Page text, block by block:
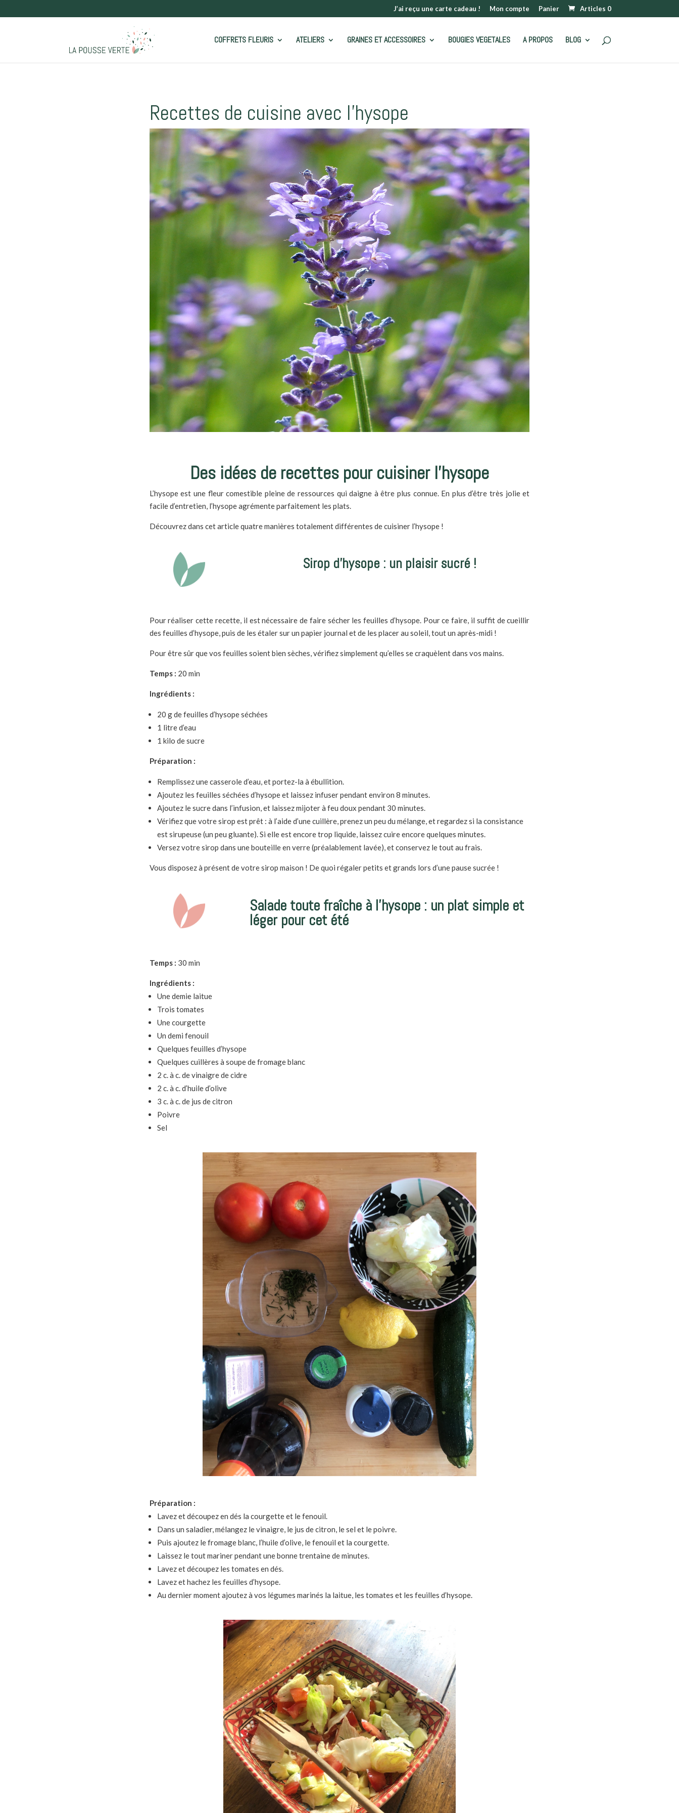
J’ai reçu une carte cadeau ! Mon compte Panier Articles 0
COFFRETS FLEURIS ATELIERS GRAINES ET ACCESSOIRES BOUGIES VEGETALES A PROPOS BLOG
Recettes de cuisine avec l’hysope
Des idées de recettes pour cuisiner l’hysope
L’hysope est une fleur comestible pleine de ressources qui daigne à être plus connue. En plus d’être très jolie et
facile d’entretien, l’hysope agrémente parfaitement les plats.
Découvrez dans cet article quatre manières totalement différentes de cuisiner l’hysope !
Sirop d’hysope : un plaisir sucré !
Pour réaliser cette recette, il est nécessaire de faire sécher les feuilles d’hysope. Pour ce faire, il suffit de cueillir
des feuilles d’hysope, puis de les étaler sur un papier journal et de les placer au soleil, tout un après-midi !
Pour être sûr que vos feuilles soient bien sèches, vérifiez simplement qu’elles secraquèlentdans vos mains.
Temps : 20 min
Ingrédients :
20 g de feuilles d’hysope séchées
1 litre d’eau
1 kilo de sucre
Préparation :
Remplissez une casserole d’eau, et portez-la à ébullition.
Ajoutez les feuilles séchées d’hysope et laissez infuser pendant environ 8 minutes.
Ajoutez le sucre dans l’infusion, et laissez mijoter à feu doux pendant 30 minutes.
Vérifiez que votre sirop est prêt : à l’aide d’une cuillère, prenez un peu du mélange, et regardez si la consistance
est sirupeuse (un peu gluante). Si elle est encore trop liquide, laissez cuire encore quelques minutes.
Versez votre sirop dans une bouteille en verre(préalablement lavée), et conservez le tout au frais.
Vous disposez à présent de votre sirop maison ! De quoi régaler petits et grands lors d’une pause sucrée !
Salade toute fraîche à l’hysope : un plat simple et
léger pour cet été
Temps : 30 min
Ingrédients :
Une demie laitue
Trois tomates
Une courgette
Un demi fenouil
Quelques feuilles d’hysope
Quelques cuillères à soupe de fromage blanc
2 c. à c. de vinaigre de cidre
2 c. à c. d’huile d’olive
3 c. à c. de jus de citron
Poivre
Sel
Préparation :
Lavez et découpez en dés la courgette et le fenouil.
Dans un saladier, mélangez le vinaigre, le jus de citron, le sel et le poivre.
Puis ajoutez le fromage blanc, l’huile d’olive, le fenouil et la courgette.
Laissez le tout mariner pendant une bonne trentaine de minutes.
Lavez et découpez les tomates en dés.
Lavez et hachez les feuilles d’hysope.
Au dernier moment ajoutez à vos légumes marinés la laitue, les tomates et les feuilles d’hysope.